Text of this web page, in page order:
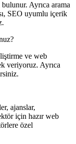
Ayrıca arama
SEO uyumlu içerik
ve web
veriyoruz. Ayrıca
ajanslar,
için hazır web
özel